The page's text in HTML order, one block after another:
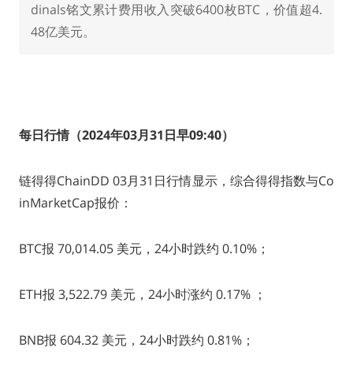
dinals铭文累计费用收入突破6400枚BTC，价值超4.
48亿美元。
每日行情（2024年03月31日早09:40）
链得得ChainDD 03月31日行情显示，综合得得指数与Co
inMarketCap报价：
BTC报 70,014.05 美元，24小时跌约 0.10%；
ETH报 3,522.79 美元，24小时涨约 0.17% ；
BNB报 604.32 美元，24小时跌约 0.81%；